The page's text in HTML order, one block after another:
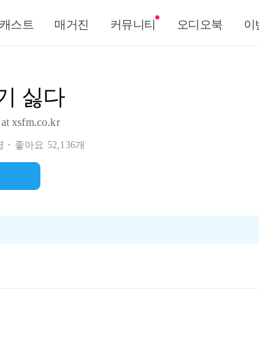
스트 매거진 커뮤니티 오디오북 이
싫다
xsfm.co.kr
좋아요 52,136개